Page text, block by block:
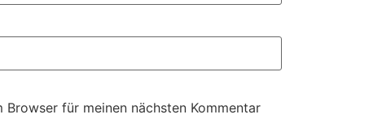
für meinen nächsten Kommentar